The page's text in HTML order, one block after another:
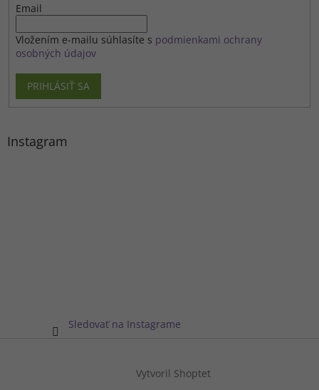
Email
Vložením e-mailu súhlasíte s podmienkami ochrany
osobných údajov
PRIHLÁSIŤ SA
Instagram
Sledovať na Instagrame
Vytvoril Shoptet